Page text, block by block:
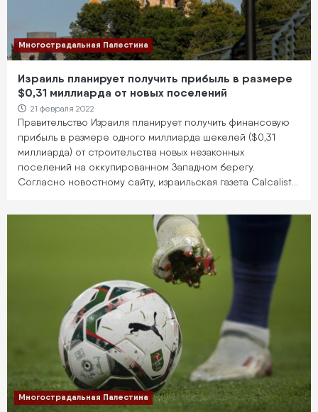
Многострадальная Палестина
Израиль планирует получить прибыль в размере
$0,31 миллиарда от новых поселений
21 февраля 2022
Правительство Израиля планирует получить финансовую
прибыль в размере одного миллиарда шекелей ($0,31
миллиарда) от строительства новых незаконных
поселений на оккупированном Западном берегу.
Согласно новостному сайту, израильская газета Calcalist…
Многострадальная Палестина